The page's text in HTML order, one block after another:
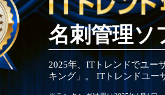
名刺管理ソ
2025年、ITトレンドでユー
キング」。 ITトレンドユー